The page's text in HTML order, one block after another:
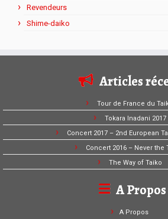
Revendeurs
Shime-daiko
Articles
Tour de France du
Tokara Inadani 2017
Concert 2017 – 2nd European
Concert 2016 – Never the
The Way of Taiko
A Propos
A Propos